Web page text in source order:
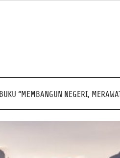
BUKU “MEMBANGUN NEGERI,